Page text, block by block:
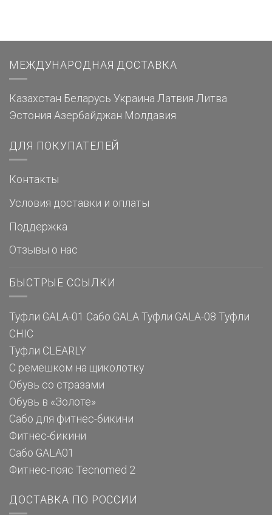
МЕЖДУНАРОДНАЯ ДОСТАВКА
Казахстан Беларусь Украина Латвия Литва
Эстония Азербайджан Молдавия
ДЛЯ ПОКУПАТЕЛЕЙ
Контакты
Условия доставки и оплаты
Поддержка
Отзывы о нас
БЫСТРЫЕ ССЫЛКИ
Туфли GALA-01 Сабо GALA Туфли GALA-08 Туфли
CHIC
Туфли CLEARLY
С ремешком на щиколотку
Обувь со стразами
Обувь в «Золоте»
Сабо для фитнес-бикини
Фитнес-бикини
Сабо GALA01
Фитнес-пояс Tecnomed 2
ДОСТАВКА ПО РОССИИ